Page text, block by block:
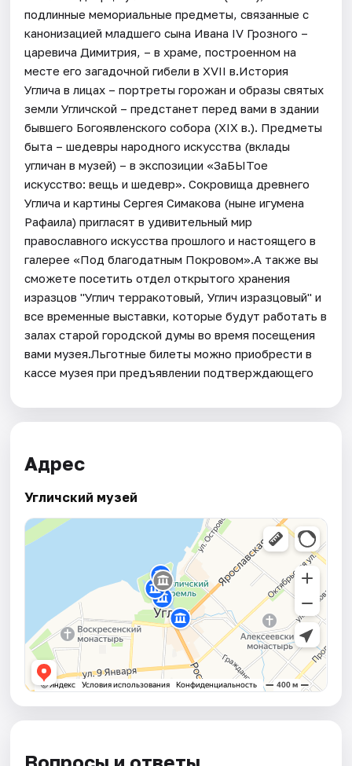
подлинные мемориальные предметы, связанные с
канонизацией младшего сына Ивана IV Грозного –
царевича Димитрия, – в храме, построенном на
месте его загадочной гибели в XVII в.История
Углича в лицах – портреты горожан и образы святых
земли Угличской – предстанет перед вами в здании
бывшего Богоявленского собора (XIX в.). Предметы
быта – шедевры народного искусства (вклады
угличан в музей) – в экспозиции «ЗаБЫТое
искусство: вещь и шедевр». Сокровища древнего
Углича и картины Сергея Симакова (ныне игумена
Рафаила) пригласят в удивительный мир
православного искусства прошлого и настоящего в
галерее «Под благодатным Покровом».А также вы
сможете посетить отдел открытого хранения
изразцов "Углич терракотовый, Углич изразцовый" и
все временные выставки, которые будут работать в
залах старой городской думы во время посещения
вами музея.Льготные билеты можно приобрести в
кассе музея при предъявлении подтверждающего
Адрес
Угличский музей